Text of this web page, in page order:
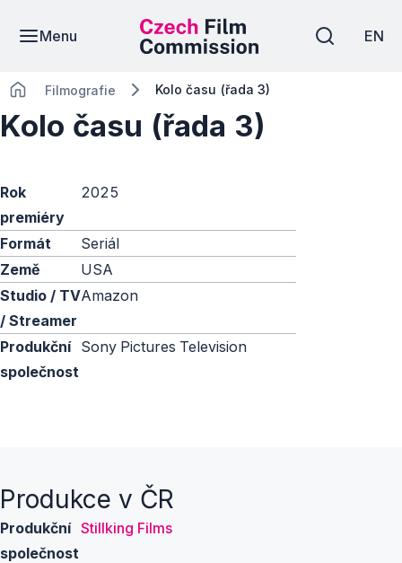
Menu EN
Filmografie Kolo času (řada 3)
Kolo času (řada 3)
Rok
premiéry
2025
Formát
Seriál
Země
USA
Studio / TV
/ Streamer
Amazon
Produkční
společnost
Sony Pictures Television
Produkce v ČR
Produkční
společnost
Stillking Films